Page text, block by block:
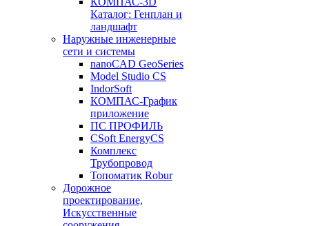
Каталог: Генплан и
ландшафт
Наружные инженерные
сети и системы
nanoCAD GeoSeries
Model Studio CS
IndorSoft
КОМПАС-График
приложение
ПС ПРОФИЛЬ
CSoft EnergyCS
Комплекс
Трубопровод
Топоматик Robur
Дорожное
проектирование,
Искусственные